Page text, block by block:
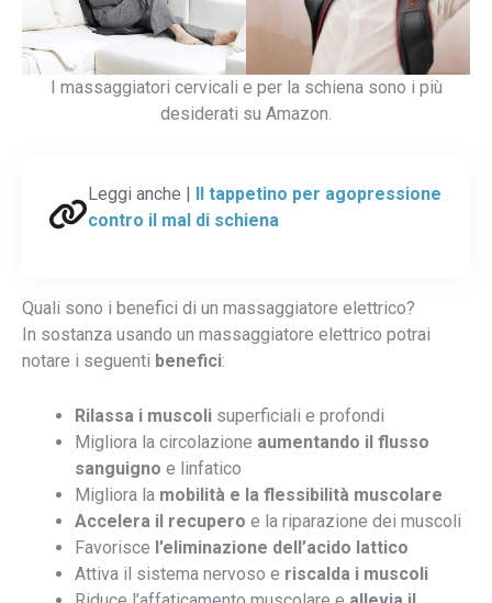
I massaggiatori cervicali e per la schiena sono i più
desiderati su Amazon.
Leggi anche |
Il tappetino per agopressione
contro il mal di schiena
Quali sono i benefici di un massaggiatore elettrico?
In sostanza usando un massaggiatore elettrico potrai
notare i seguenti benefici:
Rilassa i muscoli superficiali e profondi
Migliora la circolazione aumentando il flusso
sanguigno e linfatico
Migliora la mobilità e la flessibilità muscolare
Accelera il recupero e la riparazione dei muscoli
Favorisce l’eliminazione dell’acido lattico
Attiva il sistema nervoso e riscalda i muscoli